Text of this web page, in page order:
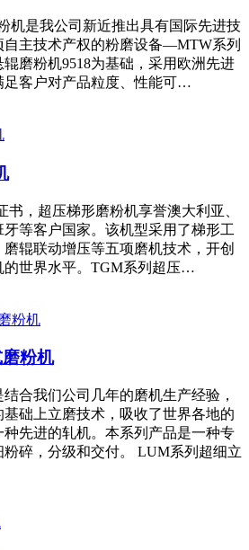
机是我公司新近推出具有国际先进技
自主技术产权的粉磨设备—MTW系列
磨粉机9518为基础，采用欧洲先进
足客户对产品粒度、性能可…
书，超压梯形磨粉机享誉澳大利亚、
等客户国家。该机型采用了梯形工
辊联动增压等五项磨机技术，开创
的世界水平。TGM系列超压…
粉机
合我们公司几年的磨机生产经验，
础上立磨技术，吸收了世界各地的
种先进的轧机。本系列产品是一种专
粉碎，分级和交付。 LUM系列超细立